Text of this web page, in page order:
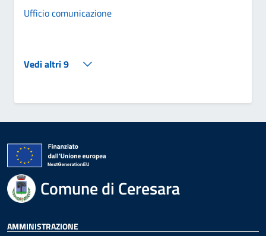
Ufficio comunicazione
Vedi altri 9
Comune di Ceresara
AMMINISTRAZIONE